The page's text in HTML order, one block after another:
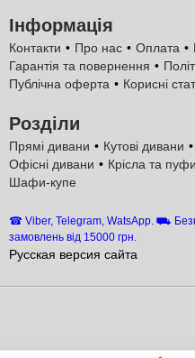
можлива зміна тканини
Доставка по Києву та
фото, ціна,
двоспальний
частинами.;
яких профільних
місцем майбутнього
Якщо у Вас залишилися
фахівцям прямо зараз!
Вас. Телефонуйте дорогі
оптимальний варіант
двоспальний єврокнижка
Київській області, продаж
Інформація
Контакти Про нас Оплата
Гарантія та повернення
Публічна оферта
Корисні
Розділи
Прямі дивани Кутові дивани
Офісні дивани
Крісла та пуфи
Шафи-купе
☎ Viber, Telegram, WatsApp. ⛟
замовлень від 15000 грн.
Русская версия сайта